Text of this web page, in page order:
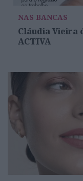
NAS BANCAS
Cláudia Vieira
ACTIVA